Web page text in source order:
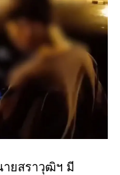
ยสราวุฒิฯ มี